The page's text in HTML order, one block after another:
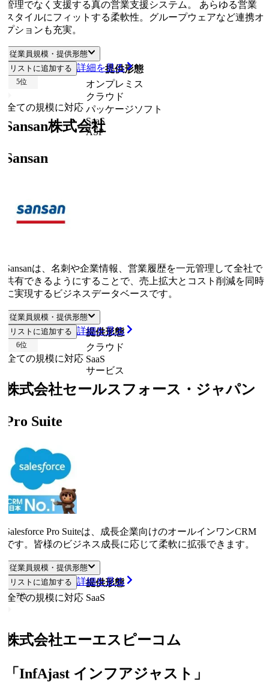
理でなく支援する真の営業支援システム。 あらゆる営業
タイルにフィットする柔軟性。グループウェアなど連携オ
ションも充実。
従業員規模・提供形態
従業員規模 提供形態
ての規模に対応
オンプレミス
クラウド
パッケージソフト
SaaS
ASP
リストに追加する 詳細を見る
位
株式会社
は、名刺や企業情報、営業履歴を一元管理して全社で
有できるようにすることで、売上拡大とコスト削減を同時
実現するビジネスデータベースです。
従業員規模・提供形態
従業員規模 提供形態
ての規模に対応
クラウド
SaaS
サービス
リストに追加する 詳細を見る
位
式会社セールスフォース・ジャパン
Suite
Pro Suiteは、成長企業向けのオールインワンCRM
す。皆様のビジネス成長に応じて柔軟に拡張できます。
従業員規模・提供形態
従業員規模
提供形態
ての規模に対応 SaaS
リストに追加する 詳細を見る
7位
式会社エーエスピーコム
InfAjast インフアジャスト」